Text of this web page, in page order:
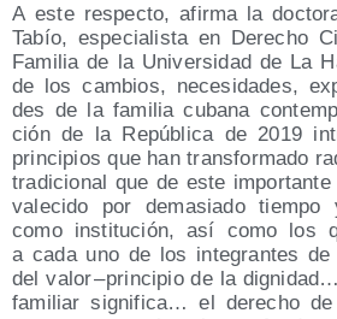
A este res­pec­to, afir­ma la
Tabío, espe­cia­lis­ta en Dere­cho
Fami­lia de la Uni­ver­si­dad de La
de los cam­bios, nece­si­da­des,
des de la fami­lia cuba­na
ción de la Repú­bli­ca de 2019
prin­ci­pios que han trans­for­ma­do
tra­di­cio­nal que de este
va­le­ci­do por dema­sia­do
como ins­ti­tu­ción, así como los
a cada uno de los inte­gran­tes
del valor – prin­ci­pio de la
fami­liar sig­ni­fi­ca… el dere­cho